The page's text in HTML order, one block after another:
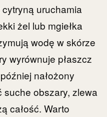
uruchamia
żel lub mgiełka
wodę w skórze
wyrównuje płaszcz
nałożony
obszary, zlewa
całość. Warto